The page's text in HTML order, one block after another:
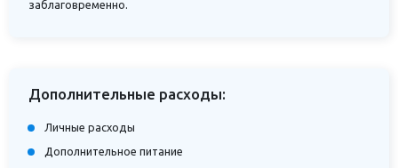
заблаговременно.
Дополнительные расходы:
Личные расходы
Дополнительное питание